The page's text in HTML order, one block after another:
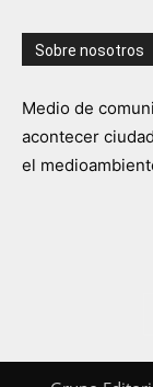
Sobre nosotros
Medio de
acontecer
el